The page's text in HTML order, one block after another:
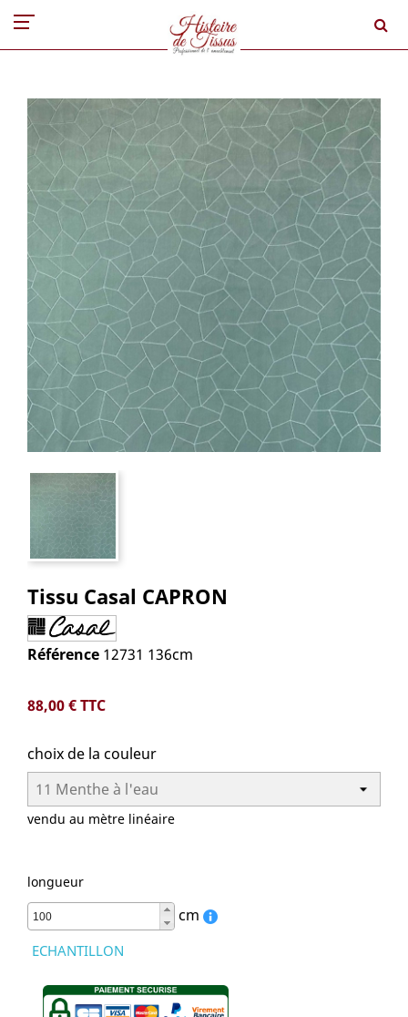
Tissu Casal CAPRON
Référence 12731 136cm
88,00 €TTC
choix de la couleur
vendu au mètre linéaire
longueur
cm
ECHANTILLON